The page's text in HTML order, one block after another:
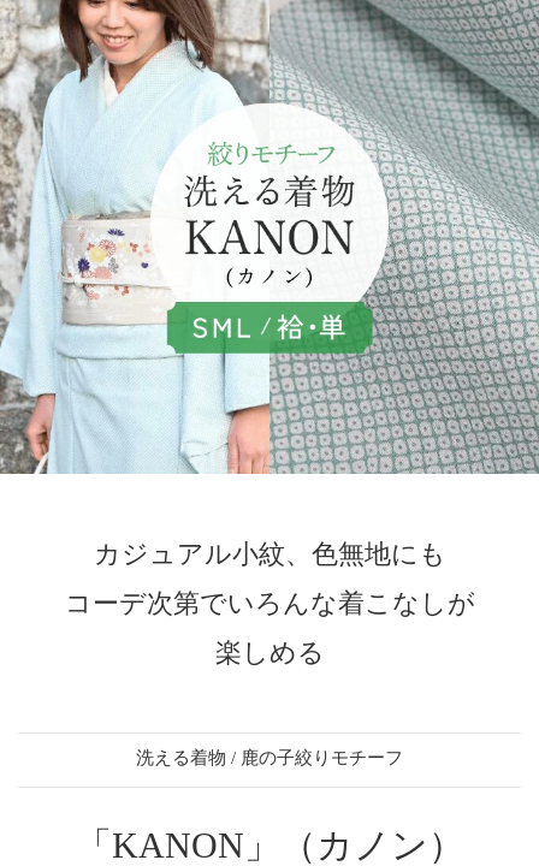
カジュアル小紋、色無地にも
コーデ次第でいろんな着こなしが
楽しめる
洗える着物 / 鹿の子絞りモチーフ
「KANON」（カノン）